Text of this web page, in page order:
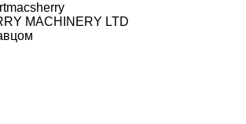
MACHINERY LTD